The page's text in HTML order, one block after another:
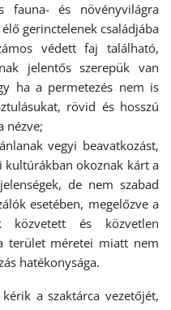
fauna- és növényvilágra
gerinctelenek családjába
védett faj található,
jelentős szerepük van
ha a permetezés nem is
rövid és hosszú
nézve;
vegyi beavatkozást,
kultúrákban okoznak kárt a
de nem szabad
esetében, megelőzve a
közvetett és közvetlen
terület méretei miatt nem
hatékonysága.
a szaktárca vezetőjét,